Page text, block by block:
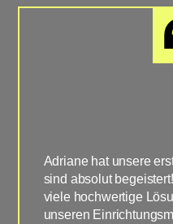
Adriane hat unsere
sind absolut
viele hochwertige
unseren